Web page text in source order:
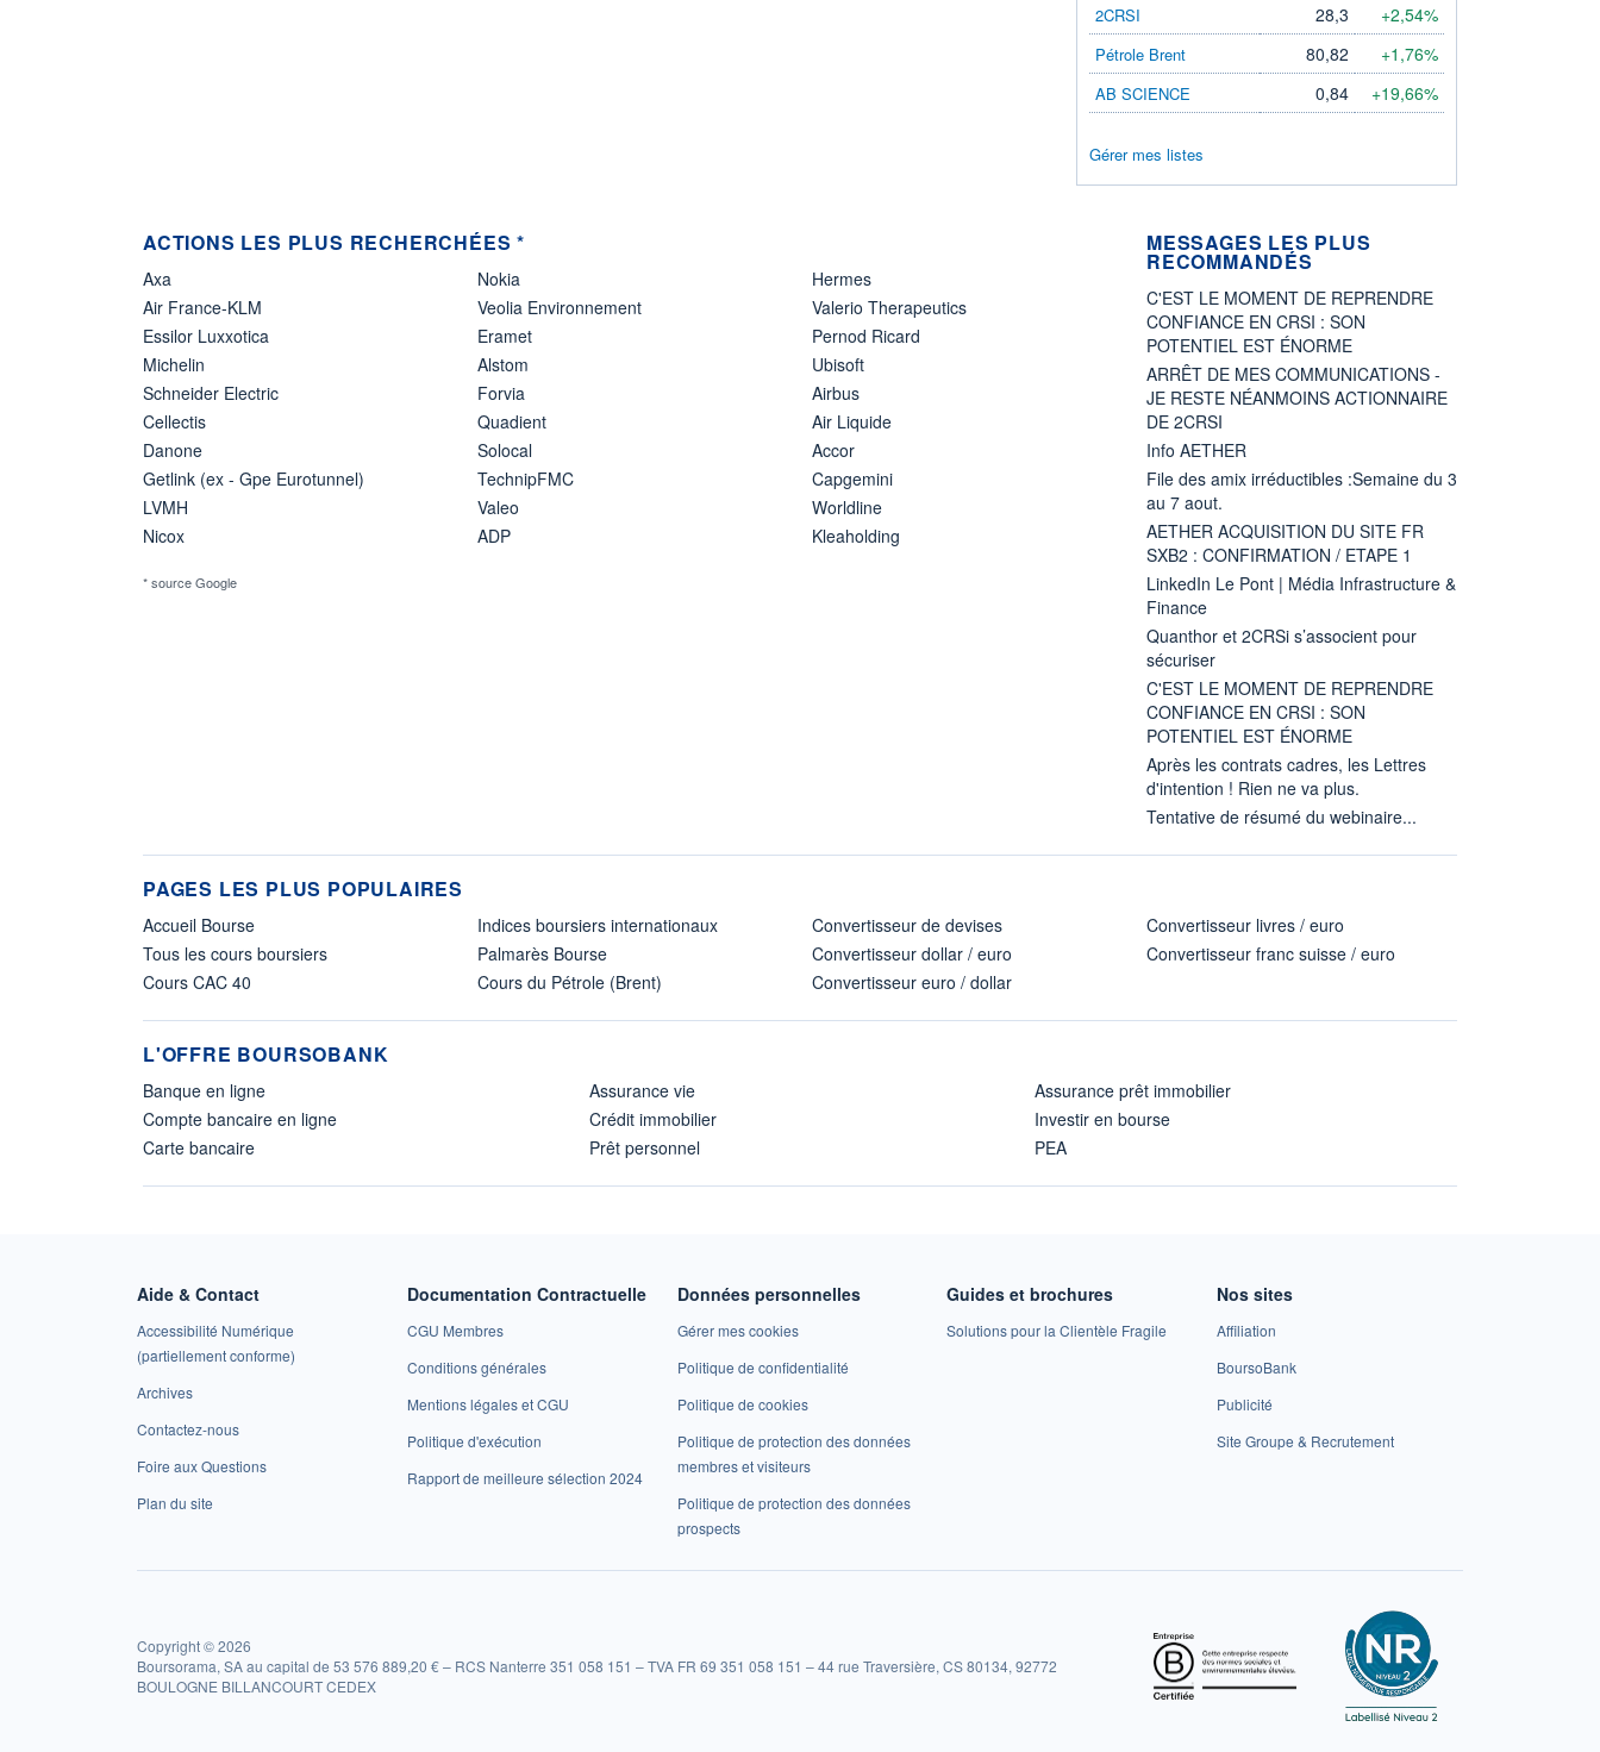
2CRSI 28,3 +2,54%
Pétrole Brent 80,82 +1,76%
AB SCIENCE 0,84 +19,66%
Gérer mes listes
ACTIONS LES PLUS RECHERCHÉES *
Axa
Air France-KLM
Essilor Luxxotica
Michelin
Schneider Electric
Cellectis
Danone
Getlink (ex - Gpe Eurotunnel)
LVMH
Nicox
Nokia
Veolia Environnement
Eramet
Alstom
Forvia
Quadient
Solocal
TechnipFMC
Valeo
ADP
Hermes
Valerio Therapeutics
Pernod Ricard
Ubisoft
Airbus
Air Liquide
Accor
Capgemini
Worldline
Kleaholding
* source Google
MESSAGES LES PLUS
RECOMMANDÉS
C'EST LE MOMENT DE REPRENDRE
CONFIANCE EN CRSI : SON
POTENTIEL EST ÉNORME
ARRÊT DE MES COMMUNICATIONS -
JE RESTE NÉANMOINS ACTIONNAIRE
DE 2CRSI
Info AETHER
File des amix irréductibles :Semaine du 3
au 7 aout.
AETHER ACQUISITION DU SITE FR
SXB2 : CONFIRMATION / ETAPE 1
LinkedIn Le Pont | Média Infrastructure &
Finance
Quanthor et 2CRSi s’associent pour
sécuriser
C'EST LE MOMENT DE REPRENDRE
CONFIANCE EN CRSI : SON
POTENTIEL EST ÉNORME
Après les contrats cadres, les Lettres
d'intention ! Rien ne va plus.
Tentative de résumé du webinaire...
PAGES LES PLUS POPULAIRES
Accueil Bourse
Tous les cours boursiers
Cours CAC 40
Indices boursiers internationaux
Palmarès Bourse
Cours du Pétrole (Brent)
Convertisseur de devises
Convertisseur dollar / euro
Convertisseur euro / dollar
Convertisseur livres / euro
Convertisseur franc suisse / euro
L'OFFRE BOURSOBANK
Banque en ligne
Compte bancaire en ligne
Carte bancaire
Assurance vie
Crédit immobilier
Prêt personnel
Assurance prêt immobilier
Investir en bourse
PEA
Aide & Contact
Accessibilité Numérique
(partiellement conforme)
Archives
Contactez-nous
Foire aux Questions
Plan du site
Documentation Contractuelle
CGU Membres
Conditions générales
Mentions légales et CGU
Politique d'exécution
Rapport de meilleure sélection 2024
Données personnelles
Gérer mes cookies
Politique de confidentialité
Politique de cookies
Politique de protection des données
membres et visiteurs
Politique de protection des données
prospects
Guides et brochures
Solutions pour la Clientèle Fragile
Nos sites
Affiliation
BoursoBank
Publicité
Site Groupe & Recrutement
Copyright © 2026
Boursorama, SA au capital de 53 576 889,20 € – RCS Nanterre 351 058 151 – TVA FR 69 351 058 151 – 44 rue Traversière, CS 80134, 92772
BOULOGNE BILLANCOURT CEDEX